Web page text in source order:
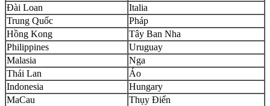
Đài Loan
Italia
Trung Quốc
Pháp
Hồng Kong
Tây Ban Nha
Philippines
Uruguay
Malasia
Nga
Thái Lan
Áo
Indonesia
Hungary
MaCau
Thụy Điển